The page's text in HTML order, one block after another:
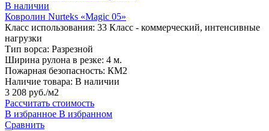
В наличии
Ковролин Nurteks «Magic 05»
Класс использования: 33 Класс - коммерческий, интенсивные
нагрузки
Тип ворса: Разрезной
Ширина рулона в резке: 4 м.
Пожарная безопасность: КМ2
Наличие товара: В наличии
3 208 руб./м2
Рассчитать стоимость
В избранное В избранном
Сравнить